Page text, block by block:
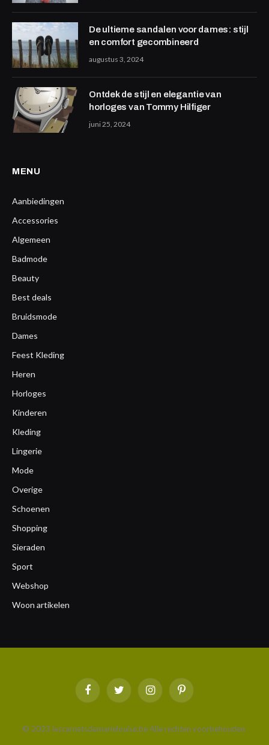
De ultieme sandalen voor dames: stijl
en comfort gecombineerd
augustus 3, 2024
Ontdek de stijl en elegantie van
horloges van Tommy Hilfiger
juni 25, 2024
MENU
Aanbiedingen
Accessories
Algemeen
Badmode
Beauty
Best deals
Bruidsmode
Dames
Feest Kleding
Heren
Horloges
Kinderen
Kleding
Lingerie
Mode
Overige
Schoenen
Shopping
Sieraden
Sport
Webshop
Woon artikelen
FacebookTwitter InstagramPinterest
© 2023 lescarnetsdemarielouise.be Alle rechten voorbehouden.